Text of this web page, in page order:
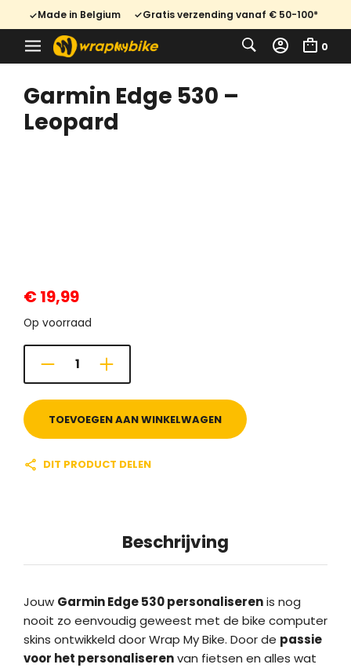
Made in Belgium Gratis verzending vanaf € 50-100*
0
Garmin Edge 530 –
Leopard
€19,99
Op voorraad
TOEVOEGEN AAN WINKELWAGEN
DIT PRODUCT DELEN
Beschrijving
Jouw Garmin Edge 530 personaliserenis nog
nooit zo eenvoudig geweest met de bike computer
skins ontwikkeld door Wrap My Bike. Door de passie
voor het personaliserenvan fietsen en alles wat